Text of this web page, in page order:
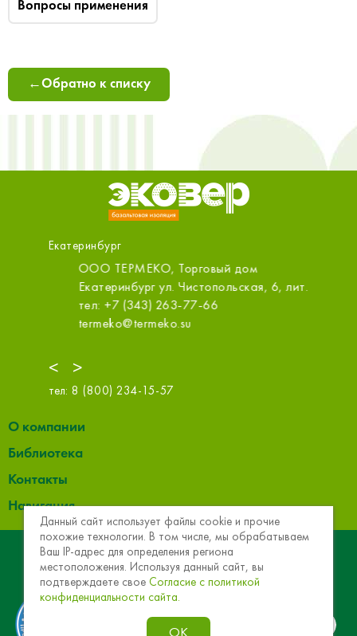
Вопросы применения
←Обратно к списку
Екатеринбург
<
ООО ТЕРМЕКО, Торговый дом
Екатеринбург ул. Чистопольская, 6, лит. Б
тел: +7 (343) 263-77-66
termeko@termeko.su
>
тел: 8 (800) 234-15-57
О компании
Библиотека
Контакты
Навигация
© 2013 - 2026 Эковер. Базальтовая теплоизоляция и
звукоизоляция
Данный сайт использует файлы cookie и прочие
похожие технологии. В том числе, мы обрабатываем
Ваш IP-адрес для определения региона
местоположения. Используя данный сайт, вы
подтверждаете свое Согласие с политикой
конфиденциальности сайта.
ОК